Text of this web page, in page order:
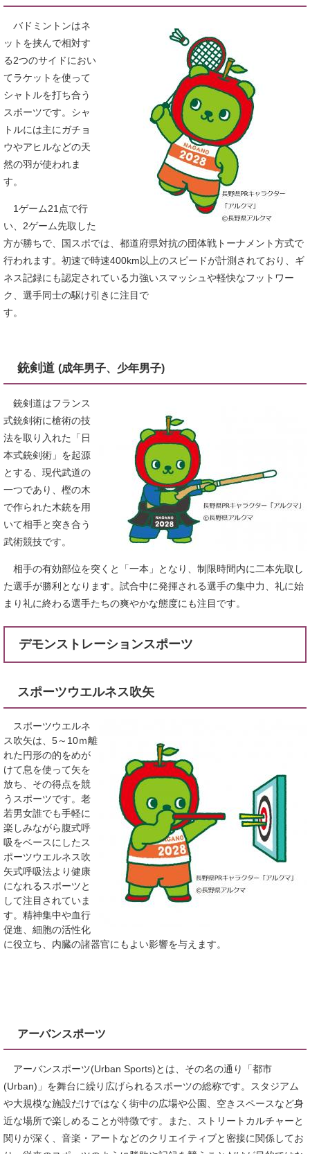
バドミントンはネ
ットを挟んで相対す
る2つのサイドにおい
てラケットを使って
シャトルを打ち合う
スポーツです。シャ
トルには主にガチョ
ウやアヒルなどの天
然の羽が使われま
す。
1ゲーム21点で行
い、2ゲーム先取した
方が勝ちで、国スポでは、都道府県対抗の団体戦トーナメント方式で
行われます。初速で時速400km以上のスピードが計測されており、ギ
ネス記録にも認定されている 力強いスマッシュや軽快なフットワー
ク、選手同士の駆け引きに注目で
す。
銃剣道 (成年男子、少年男子)
銃剣道はフランス
式銃剣術に槍術の技
法を取り入れた「日
本式銃剣術」を起源
とする、現代武道の
一つであり、樫の木
で作られた木銃を用
いて相手と突き合う
武術競技です。
相手の有効部位を突くと「一本」となり、制限時間内に二本先取し
た選手が勝利となります。試合中に発揮される選手の集中力、礼に始
まり礼に終わる選手たちの爽やかな態度にも注目です。
デモンストレーションスポーツ
スポーツウエルネス吹矢
スポーツウエルネ
ス吹矢は、5～10ｍ離
れた円形の的をめが
けて息を使って矢を
放ち、その得点を競
うスポーツです。老
若男女誰でも手軽に
楽しみながら腹式呼
吸をベースにしたス
ポーツウエルネス吹
矢式呼吸法より健康
になれるスポーツと
して注目されていま
す。精神集中や血行
促進、細胞の活性化
に役立ち、内臓の諸器官にもよい影響を与えます。
アーバンスポーツ
アーバンスポーツ(Urban Sports)とは、その名の通り「都市
(Urban)」を舞台に繰り広げられるスポーツの総称です。スタジアム
や大規模な施設だけではなく街中の広場や公園、空きスペースなど身
近な場所で楽しめることが特徴です。また、ストリートカルチャーと
関りが深く、音楽・アートなどのクリエイティブと密接に関係してお